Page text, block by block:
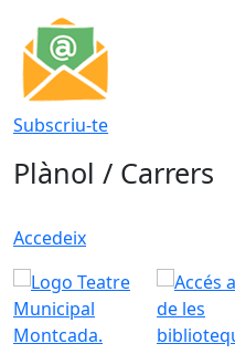
Subscriu-te
Plànol / Carrers
Accedeix